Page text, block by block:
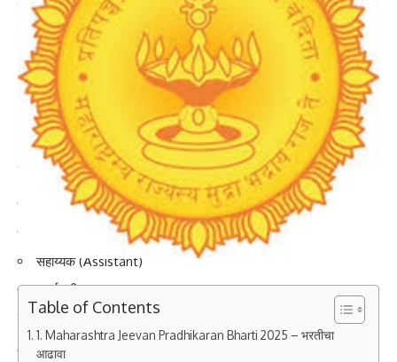
कार्यस्थळ:परभणी, लातूर, हिंगोली, नांदेड तसेच विद्यापीठाचे प्रयोगशाळा व
संशोधन केंद्र
2. उपलब्ध पदांची यादी (Vacancy Details)
अधिकृत अधिसूचनेनुसार खालील पदांसाठी भरती अपेक्षित आहे:
सहाय्यक व प्रशासकीय पदे
लिपिक (Clerk)
कनिष्ठ लिपिक (Junior Clerk)
सहाय्यक (Assistant)
कार्यालयीन सहाय्यक
तांत्रिक व प्रयोगशाळा पदे
Lab Assistant
Table of Contents
1. Maharashtra Jeevan Pradhikaran Bharti 2025 – भरतीचा
आढावा